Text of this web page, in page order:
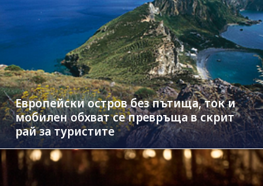
Европейски остров без пътища, ток и
мобилен обхват се превръща в скрит
рай за туристите